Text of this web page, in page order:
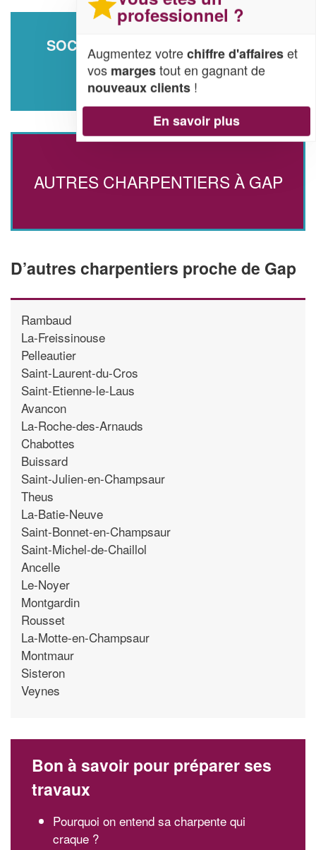
SOCIÉTÉ DASTREVIGNE DAMIEN
1778 Route De Grenoble
05000 Gap
AUTRES CHARPENTIERS À GAP
D’autres charpentiers proche de Gap
Rambaud
La-Freissinouse
Pelleautier
Saint-Laurent-du-Cros
Saint-Etienne-le-Laus
Avancon
La-Roche-des-Arnauds
Chabottes
Buissard
Saint-Julien-en-Champsaur
Theus
La-Batie-Neuve
Saint-Bonnet-en-Champsaur
Saint-Michel-de-Chaillol
Ancelle
Le-Noyer
Montgardin
Rousset
La-Motte-en-Champsaur
Montmaur
Sisteron
Veynes
Bon à savoir pour préparer ses
travaux
Pourquoi on entend sa charpente qui
craque ?
professionnel ?
Augmentez votrechiffre d'affaireset
vos margestout en gagnant de
nouveaux clients !
En savoir plus